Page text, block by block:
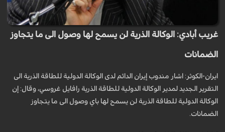
غريب أبادي: الوكالة الذرية لن يسمح لها وصول الى ما يتجاوز
الضمانات
ايران-الکوثر: اشار مندوب إيران الدائم لدى الوكالة الدولية للطاقة الذرية الى
التقرير الجديد لمدير الوكالة الدولية للطاقة الذرية رافايل غروسي، وقال: إن
الوكالة الدولية للطاقة الذرية لن يسمح لها باي وصول الى ما يتجاوز
الضمانات.